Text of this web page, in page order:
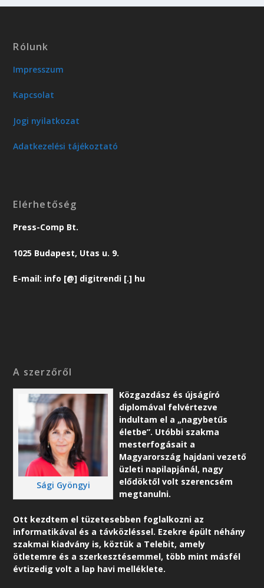
Rólunk
Impresszum
Kapcsolat
Jogi nyilatkozat
Adatkezelési tájékoztató
Elérhetőség
Press-Comp Bt.
1025 Budapest, Utas u. 9.
E-mail: info [@] digitrendi [.] hu
A szerzőről
Sági Gyöngyi
Közgazdász és újságíró
diplomával felvértezve
indultam el a „nagybetűs
életbe”. Utóbbi szakma
mesterfogásait a
Magyarország hajdani vezető
üzleti napilapjánál, nagy
elődöktől volt szerencsém
megtanulni.
Ott kezdtem el tüzetesebben foglalkozni az
informatikával és a távközléssel. Ezekre épült néhány
szakmai kiadvány is, köztük a Telebit, amely
ötletemre és a szerkesztésemmel, több mint másfél
évtizedig volt a lap havi melléklete.